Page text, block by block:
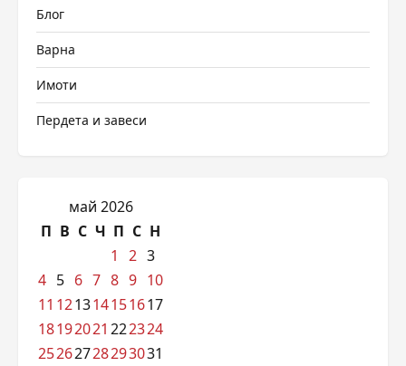
Блог
Варна
Имоти
Пердета и завеси
май 2026
П В С Ч П С Н
1
2 3
4 5 6 7 8 9 10
11 121314151617
18192021 222324
25262728293031